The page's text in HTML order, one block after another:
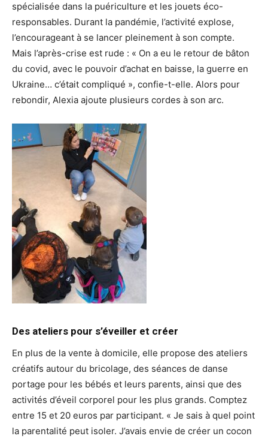
spécialisée dans la puériculture et les jouets éco-
responsables. Durant la pandémie, l’activité explose,
l’encourageant à se lancer pleinement à son compte.
Mais l’après-crise est rude : « On a eu le retour de bâton
du covid, avec le pouvoir d’achat en baisse, la guerre en
Ukraine… c’était compliqué », confie-t-elle. Alors pour
rebondir, Alexia ajoute plusieurs cordes à son arc.
Des ateliers pour s’éveiller et créer
En plus de la vente à domicile, elle propose des ateliers
créatifs autour du bricolage, des séances de danse
portage pour les bébés et leurs parents, ainsi que des
activités d’éveil corporel pour les plus grands. Comptez
entre 15 et 20 euros par participant. « Je sais à quel point
la parentalité peut isoler. J’avais envie de créer un cocon